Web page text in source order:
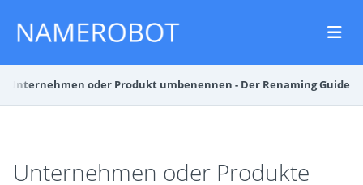
Unternehmen oder Produkt umbenennen - Der Renaming Guide
Unternehmen oder Produkte